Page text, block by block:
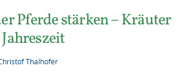
Pferde stärken – Kräuter
Thalhofer